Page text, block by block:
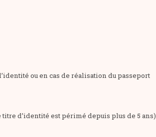
ou en cas de réalisation du passeport
d’identité est périmé depuis plus de 5 ans)